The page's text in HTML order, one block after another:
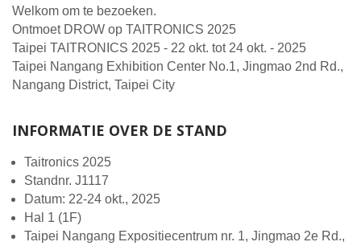
Welkom om te bezoeken.
Ontmoet DROW op TAITRONICS 2025
Taipei TAITRONICS 2025 - 22 okt. tot 24 okt. - 2025
Taipei Nangang Exhibition Center No.1, Jingmao 2nd Rd.,
Nangang District, Taipei City
INFORMATIE OVER DE STAND
Taitronics 2025
Standnr. J1117
Datum: 22-24 okt., 2025
Hal 1 (1F)
Taipei Nangang Expositiecentrum nr. 1, Jingmao 2e Rd.,